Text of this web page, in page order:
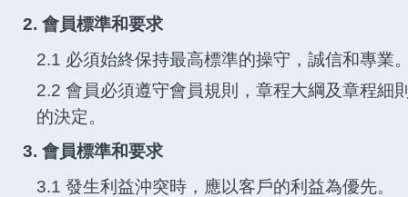
2. 會員標準和要求
2.1 必須始終保持最高標準的操守，誠信和專業
2.2 會員必須遵守會員規則，章程大綱及章程細
的決定。
3. 會員標準和要求
3.1 發生利益沖突時，應以客戶的利益為優先。